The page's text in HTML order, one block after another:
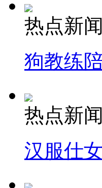
热点新闻
狗教练
热点新闻
汉服仕